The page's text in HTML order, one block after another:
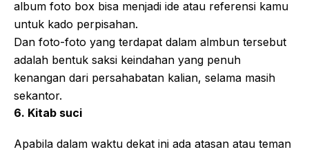
album foto box bisa menjadi ide atau referensi kamu
untuk kado perpisahan.
Dan foto-foto yang terdapat dalam almbun tersebut
adalah bentuk saksi keindahan yang penuh
kenangan dari persahabatan kalian, selama masih
sekantor.
6. Kitab suci
Apabila dalam waktu dekat ini ada atasan atau teman